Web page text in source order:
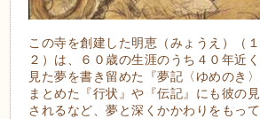
この寺を創建した明恵（みょうえ）（
２）は、６０歳の生涯のうち４０年近
見た夢を書き留めた『夢記〈ゆめのき
まとめた『行状』や『伝記』にも彼の
されるなど、夢と深くかかわりをもって